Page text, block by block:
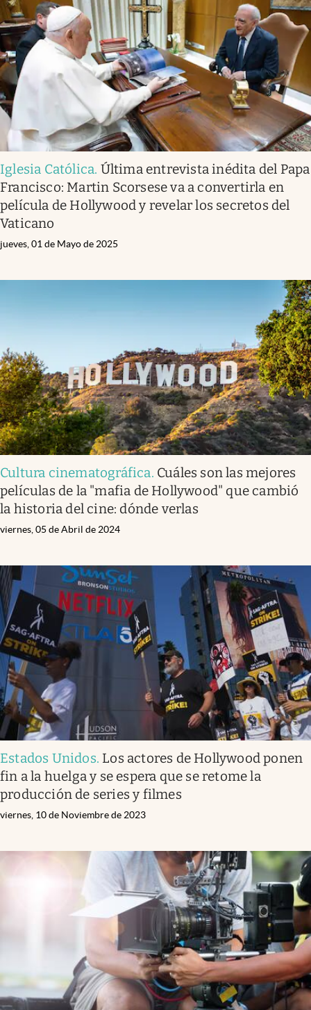
Iglesia Católica. Última entrevista inédita del Papa
Francisco: Martin Scorsese va a convertirla en
película de Hollywood y revelar los secretos del
Vaticano
jueves, 01 de Mayo de 2025
Cultura cinematográfica. Cuáles son las mejores
películas de la "mafia de Hollywood" que cambió
la historia del cine: dónde verlas
viernes, 05 de Abril de 2024
Estados Unidos. Los actores de Hollywood ponen
fin a la huelga y se espera que se retome la
producción de series y filmes
viernes, 10 de Noviembre de 2023